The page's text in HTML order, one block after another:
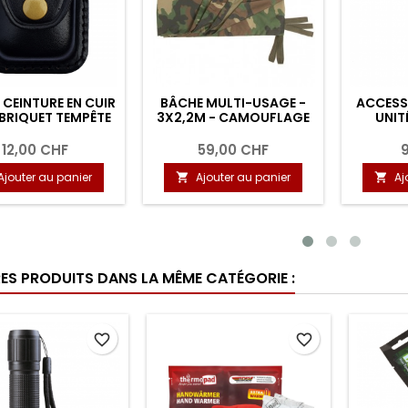
LES
BRIQUET TEMPÊTE - POLI
8,50 CHF
Ajouter au panier
CEINTURE DE
TACTIQUE -
16,00 CHF
Ajouter au
PRODUITS DANS LA MÊME CATÉGORIE :
favorite_border favorite_border